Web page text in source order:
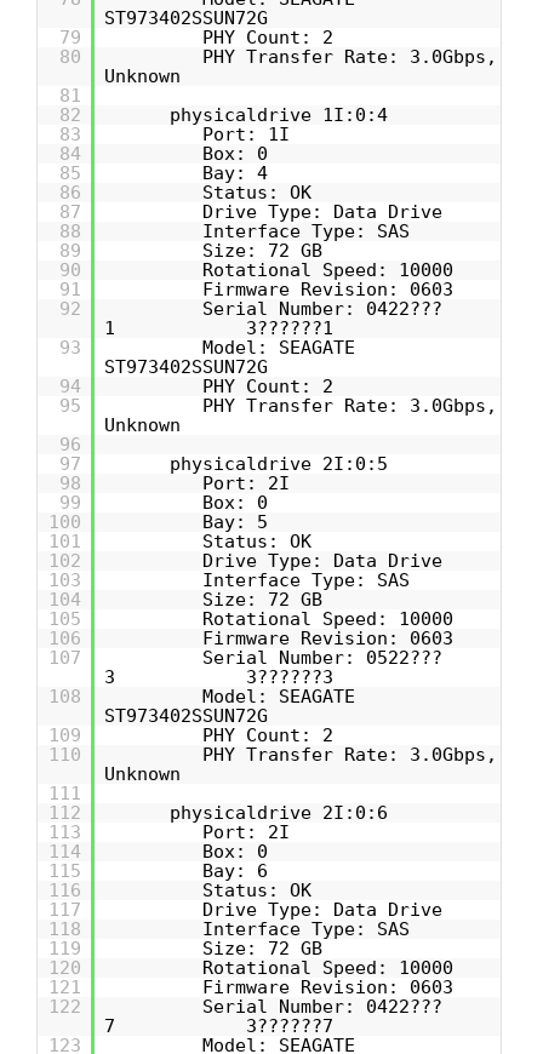
ST973402SSUN72G
79
PHY Count: 2
80
PHY Transfer Rate: 3.0Gbps,
Unknown
81
82
physicaldrive 1I:0:4
83
Port: 1I
84
Box: 0
85
Bay: 4
86
Status: OK
87
Drive Type: Data Drive
88
Interface Type: SAS
89
Size: 72 GB
90
Rotational Speed: 10000
91
Firmware Revision: 0603
92
Serial Number: 0422???
1 3??????1
93
Model: SEAGATE
ST973402SSUN72G
94
PHY Count: 2
95
PHY Transfer Rate: 3.0Gbps,
Unknown
96
97
physicaldrive 2I:0:5
98
Port: 2I
99
Box: 0
100
Bay: 5
101
Status: OK
102
Drive Type: Data Drive
103
Interface Type: SAS
104
Size: 72 GB
105
Rotational Speed: 10000
106
Firmware Revision: 0603
107
Serial Number: 0522???
3 3??????3
108
Model: SEAGATE
ST973402SSUN72G
109
PHY Count: 2
110
PHY Transfer Rate: 3.0Gbps,
Unknown
111
112
physicaldrive 2I:0:6
113
Port: 2I
114
Box: 0
115
Bay: 6
116
Status: OK
117
Drive Type: Data Drive
118
Interface Type: SAS
119
Size: 72 GB
120
Rotational Speed: 10000
121
Firmware Revision: 0603
122
Serial Number: 0422???
7 3??????7
123
Model: SEAGATE